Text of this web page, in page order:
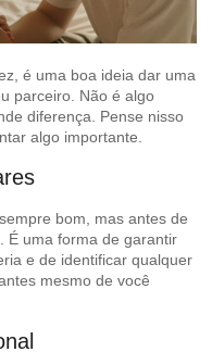
é uma boa ideia dar uma
parceiro. Não é algo
diferença. Pense nisso
algo importante.
bom, mas antes de
É uma forma de garantir
e de identificar qualquer
mesmo de você